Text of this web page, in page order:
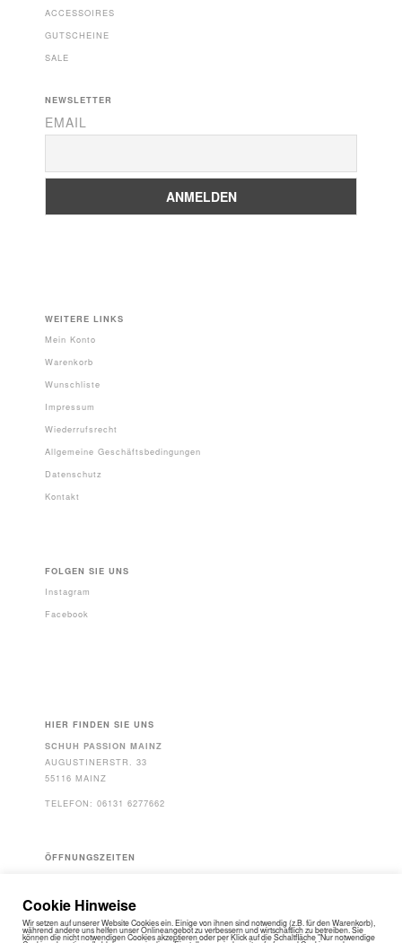
ACCESSOIRES
GUTSCHEINE
SALE
NEWSLETTER
EMAIL
WEITERE LINKS
Mein Konto
Warenkorb
Wunschliste
Impressum
Wiederrufsrecht
Allgemeine Geschäftsbedingungen
Datenschutz
Kontakt
FOLGEN SIE UNS
Instagram
Facebook
HIER FINDEN SIE UNS
SCHUH PASSION MAINZ
AUGUSTINERSTR. 33
55116 MAINZ
TELEFON: 06131 6277662
ÖFFNUNGSZEITEN
Cookie Hinweise
Wir setzen auf unserer Website Cookies ein. Einige von ihnen sind notwendig (z.B. für den Warenkorb),
während andere uns helfen unser Onlineangebot zu verbessern und wirtschaftlich zu betreiben. Sie
können die nicht notwendigen Cookies akzeptieren oder per Klick auf die Schaltfläche "Nur notwendige